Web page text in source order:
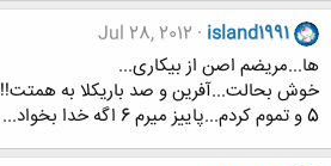
island1991
Jul 28, 2012
ها...مریضم اصن از بیکاری...
خوش بحالت...آفرین و صد باریکلا به همتت!!
5 و تموم کردم...پاییز میرم 6 اگه خدا بخواد...